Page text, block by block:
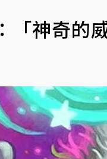
「神奇的